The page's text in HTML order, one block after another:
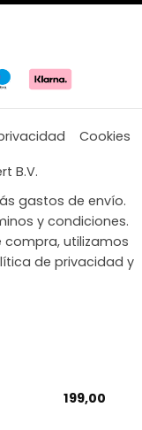
Cookies
B.V.
gastos de envío.
y condiciones.
compra, utilizamos
de privacidad y
199,00